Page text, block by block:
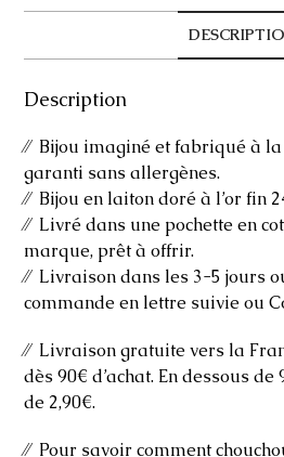
Description
⁄⁄ Bijou imaginé et fabriqué à
garanti sans allergènes.
⁄⁄ Bijou en laiton doré à l’or fin
⁄⁄ Livré dans une pochette en
marque, prêt à offrir.
⁄⁄ Livraison dans les 3-5 jours
commande en lettre suivie ou
⁄⁄ Livraison gratuite vers la
dès 90€ d’achat. En dessous
de 2,90€.
⁄⁄ Pour savoir comment